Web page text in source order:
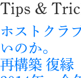
Tips &
ホストクラ
いのか。
再構築 復縁